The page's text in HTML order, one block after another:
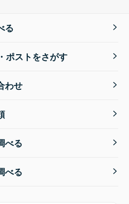
る
ポストをさがす
わせ
べる
べる